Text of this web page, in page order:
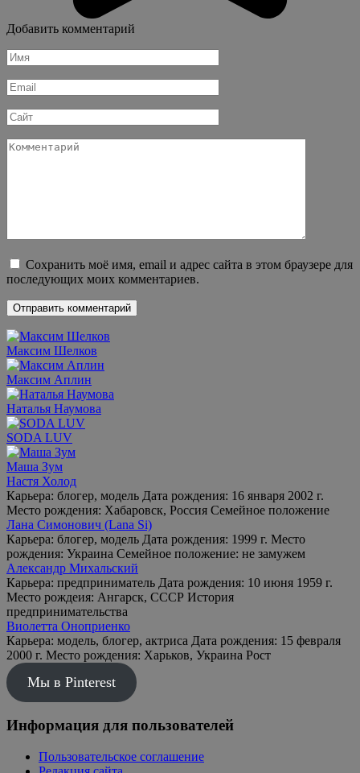
Добавить комментарий
Имя
*
Email
*
Сайт
Комментарий
Сохранить моё имя, email и адрес сайта в этом браузере для
последующих моих комментариев.
Максим Шелков
Максим Аплин
Наталья Наумова
SODA LUV
Маша Зум
Настя Холод
Карьера: блогер, модель Дата рождения: 16 января 2002 г.
Место рождения: Хабаровск, Россия Семейное положение
Лана Симонович (Lana Si)
Карьера: блогер, модель Дата рождения: 1999 г. Место
рождения: Украина Семейное положение: не замужем
Александр Михальский
Карьера: предприниматель Дата рождения: 10 июня 1959 г.
Место рождеия: Ангарск, СССР История
предпринимательства
Виолетта Оноприенко
Карьера: модель, блогер, актриса Дата рождения: 15 февраля
2000 г. Место рождения: Харьков, Украина Рост
Мы в Pinterest
Информация для пользователей
Пользовательское соглашение